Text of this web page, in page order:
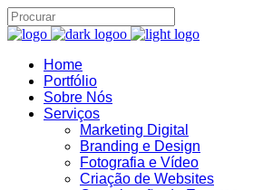
Home
Portfólio
Sobre Nós
Serviços
Marketing Digital
Branding e Design
Fotografia e Vídeo
Criação de Websites